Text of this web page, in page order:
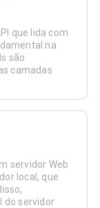
que lida com
na
são
camadas
servidor Web
local, que
do servidor